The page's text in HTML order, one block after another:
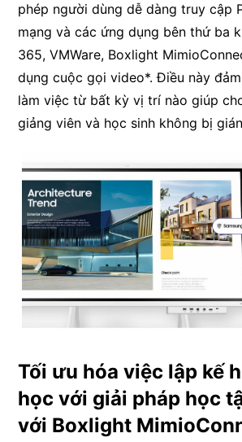
phép người dùng dễ dàng truy cập
mạng và các ứng dụng bên thứ ba
365, VMWare, Boxlight
dụng cuộc gọi video*. Điều này
làm việc từ bất kỳ vị trí nào giúp
giảng viên và học sinh không bị
Tối ưu hóa việc lập kế
học với giải pháp học
với Boxlight